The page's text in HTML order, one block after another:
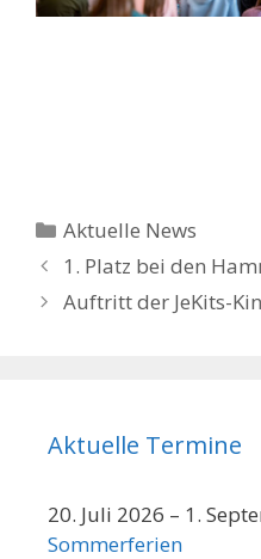
Kategorien
Aktuelle News
Beitrags-
Navigation
1. Platz bei den
Auftritt der JeKits-
Aktuelle Termine
20. Juli 2026 – 1.
Sommerferien